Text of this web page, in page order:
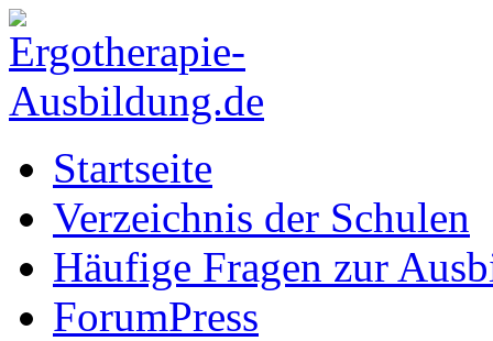
Startseite
Verzeichnis der Schulen
Häufige Fragen zur
ForumPress